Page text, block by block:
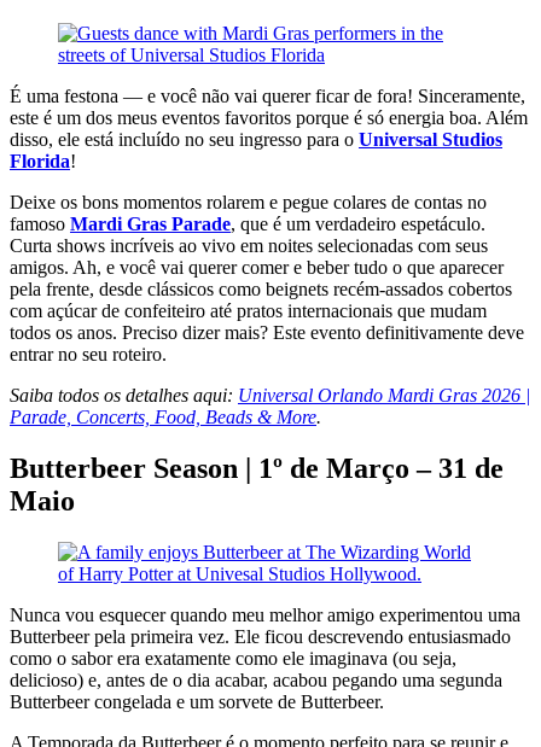
É uma festona — e você não vai querer ficar de fora! Sinceramente,
este é um dos meus eventos favoritos porque é só energia boa. Além
disso, ele está incluído no seu ingresso para o Universal Studios
Florida!
Deixe os bons momentos rolarem e pegue colares de contas no
famoso Mardi Gras Parade, que é um verdadeiro espetáculo.
Curta shows incríveis ao vivo em noites selecionadas com seus
amigos. Ah, e você vai querer comer e beber tudo o que aparecer
pela frente, desde clássicos como beignets recém-assados cobertos
com açúcar de confeiteiro até pratos internacionais que mudam
todos os anos. Preciso dizer mais? Este evento definitivamente deve
entrar no seu roteiro.
Saiba todos os detalhes aqui: Universal Orlando Mardi Gras 2026 |
Parade, Concerts, Food, Beads & More.
Butterbeer Season | 1º de Março – 31 de
Maio
Nunca vou esquecer quando meu melhor amigo experimentou uma
Butterbeer pela primeira vez. Ele ficou descrevendo entusiasmado
como o sabor era exatamente como ele imaginava (ou seja,
delicioso) e, antes de o dia acabar, acabou pegando uma segunda
Butterbeer congelada e um sorvete de Butterbeer.